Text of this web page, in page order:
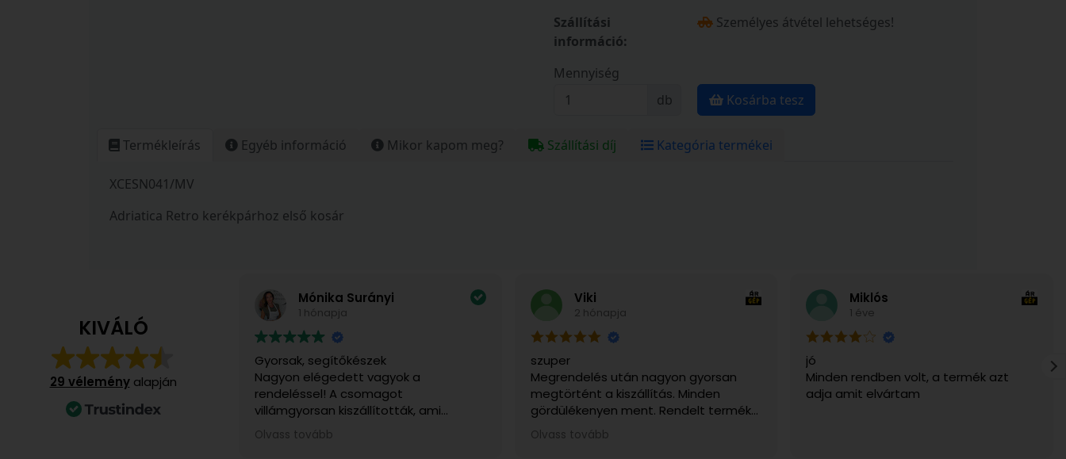
Szállítási
információ:
Személyes átvétel lehetséges!
Mennyiség
db
Kosárba tesz
Termékleírás Egyéb információ Mikor kapom meg? Szállítási díj Kategória termékei
XCESN041/MV
Adriatica Retro kerékpárhoz első kosár
KIVÁLÓ
29 véleményalapján
Mónika Surányi
1 hónapja
Gyorsak, segítőkészek
Nagyon elégedett vagyok a
rendeléssel! A csomagot
villámgyorsan kiszállították, ami
számomra különösen fontos volt, mert
ajándékba rendeltem. Telefonon is
Olvass tovább
Viki
2 hónapja
szuper
Megrendelés után nagyon gyorsan
megtörtént a kiszállítás. Minden
gördülékenyen ment. Rendelt termék
sérülésmentesen érkezett meg. Csak
ajánlani tudom.
Olvass tovább
Miklós
1 éve
jó
Minden rendben volt, a termék azt
adja amit elvártam